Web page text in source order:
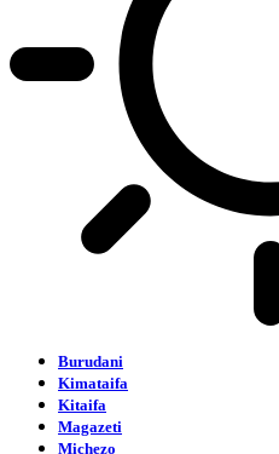
Burudani
Kimataifa
Kitaifa
Magazeti
Michezo